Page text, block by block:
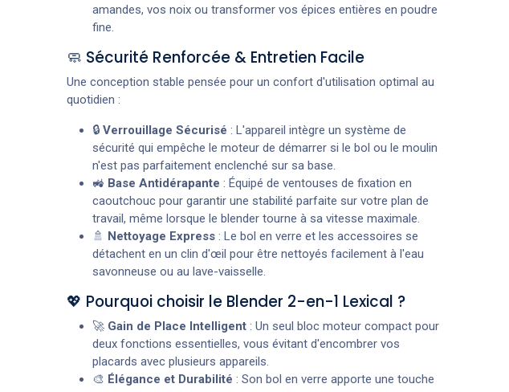
amandes, vos noix ou transformer vos épices entières en poudre
fine.
🧼 Sécurité Renforcée & Entretien Facile
Une conception stable pensée pour un confort d'utilisation optimal au
quotidien :
🔒 Verrouillage Sécurisé : L'appareil intègre un système de
sécurité qui empêche le moteur de démarrer si le bol ou le moulin
n'est pas parfaitement enclenché sur sa base.
🚜 Base Antidérapante : Équipé de ventouses de fixation en
caoutchouc pour garantir une stabilité parfaite sur votre plan de
travail, même lorsque le blender tourne à sa vitesse maximale.
🚿 Nettoyage Express: Le bol en verre et les accessoires se
détachent en un clin d'œil pour être nettoyés facilement à l'eau
savonneuse ou au lave-vaisselle.
💖 Pourquoi choisir le Blender 2-en-1 Lexical ?
🚀 Gain de Place Intelligent: Un seul bloc moteur compact pour
deux fonctions essentielles, vous évitant d'encombrer vos
placards avec plusieurs appareils.
🎨 Élégance et Durabilité : Son bol en verre apporte une touche